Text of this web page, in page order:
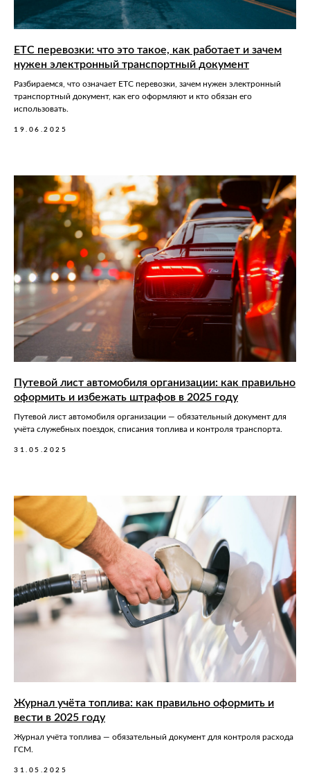
ЕТС перевозки: что это такое, как работает и зачем
нужен электронный транспортный документ
Разбираемся, что означает ЕТС перевозки, зачем нужен электронный
транспортный документ, как его оформляют и кто обязан его
использовать.
19.06.2025
Путевой лист автомобиля организации: как правильно
оформить и избежать штрафов в 2025 году
Путевой лист автомобиля организации — обязательный документ для
учёта служебных поездок, списания топлива и контроля транспорта.
31.05.2025
Журнал учёта топлива: как правильно оформить и
вести в 2025 году
Журнал учёта топлива — обязательный документ для контроля расхода
ГСМ.
31.05.2025